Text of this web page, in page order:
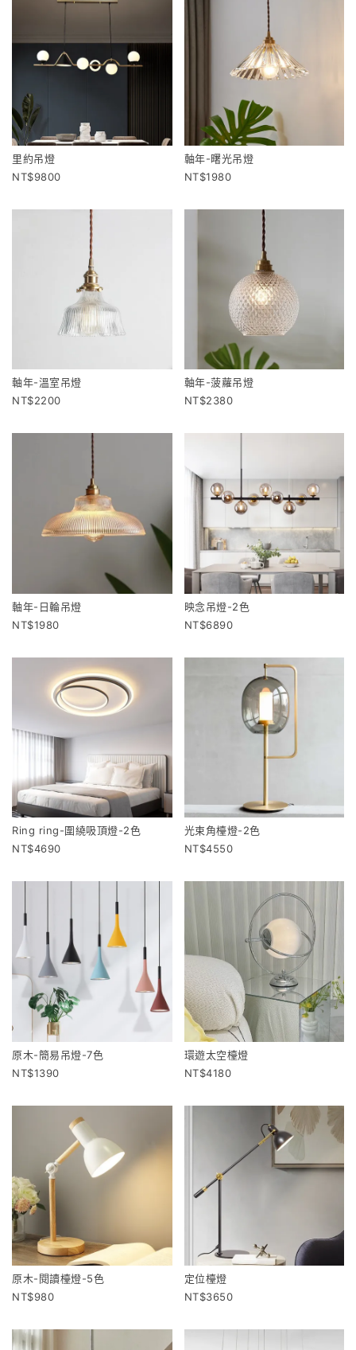
里約吊燈
9800
軸年-曙光吊燈
1980
軸年-溫室吊燈
2200
軸年-菠蘿吊燈
2380
軸年-日輪吊燈
1980
映念吊燈-2色
6890
Ring ring-圍繞吸頂燈-2色
4690
光束角檯燈-2色
4550
原木-簡易吊燈-7色
1390
環遊太空檯燈
4180
原木-閱讀檯燈-5色
980
定位檯燈
3650